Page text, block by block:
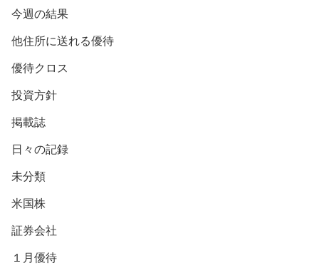
今週の結果
他住所に送れる優待
優待クロス
投資方針
掲載誌
日々の記録
未分類
米国株
証券会社
１月優待